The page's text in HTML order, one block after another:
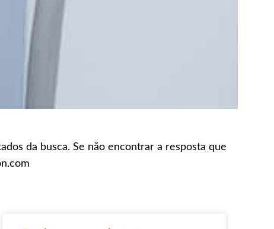
da busca. Se não encontrar a resposta que